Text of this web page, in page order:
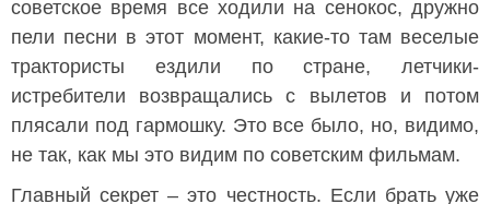
советское время все ходили на сенокос, дружно
пели песни в этот момент, какие-то там веселые
трактористы ездили по стране, летчики-
истребители возвращались с вылетов и потом
плясали под гармошку. Это все было, но, видимо,
не так, как мы это видим по советским фильмам.
Главный секрет – это честность. Если брать уже